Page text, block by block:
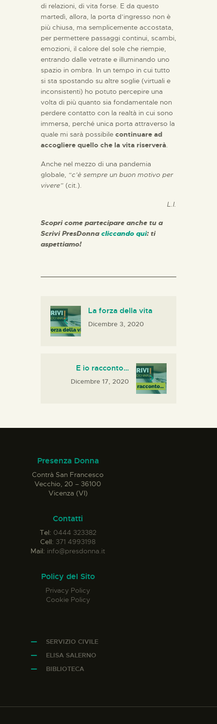
di relazioni, di vita forse. E da questo
martedì, allora, la porta d’ingresso non è
più chiusa, ma semplicemente accostata,
per permettere passaggi continui, scambi,
emozioni, il calore del sole che riempie,
entrando dalle vetrate e illuminando uno
spazio in ombra. In un tempo in cui tutto
si sta spostando su altre soglie (virtuali e
inconsistenti) ho potuto percepire una
volta di più quanto sia fondamentale non
perdere contatto con la realtà in cui sono
immersa, perché unica porta attraverso la
quale mi sarà possibile continuare ad
accogliere quello che la vita riserverà.
Anche nel mezzo di una pandemia
globale, “c’è sempre un buon motivo per
vivere” (cit.).
L.I.
Scopri come partecipare anche tu a
Scrivi PresDonnacliccando qui: ti
aspettiamo!
La forza della vita
Dicembre 3, 2020
E io racconto…
Dicembre 17, 2020
Presenza Donna
Contrà San Francesco
Vecchio, 20 – 36100
Vicenza (VI)
Contatti
Tel: 0444 323382
Cell: 371 4993198
Mail: info@presdonna.it
Policy del Sito
Privacy Policy
Cookie Policy
SERVIZIO CIVILE
ELISA SALERNO
BIBLIOTECA